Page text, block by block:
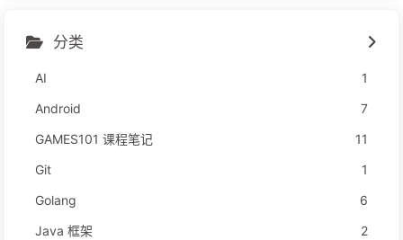
分类
AI
1
Android
7
GAMES101 课程笔记
11
Git
1
Golang
6
Java 框架
2